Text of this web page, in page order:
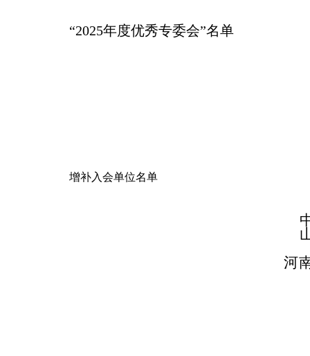
“2025年度优秀专委会”名单
增补入会单位名单
河